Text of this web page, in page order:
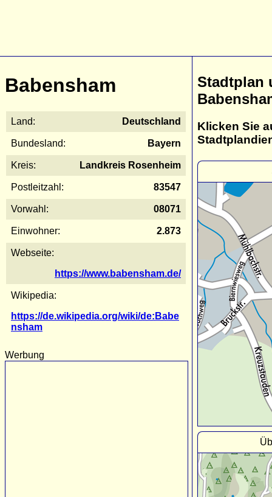
Babensham
Land: Deutschland
Bundesland: Bayern
Kreis: Landkreis Rosenheim
Postleitzahl: 83547
Vorwahl: 08071
Einwohner: 2.873
Webseite:
https://www.babensham.de/
Wikipedia:
https://de.wikipedia.org/wiki/de:Babe
nsham
Werbung
Stadtplan
Klicken Sie